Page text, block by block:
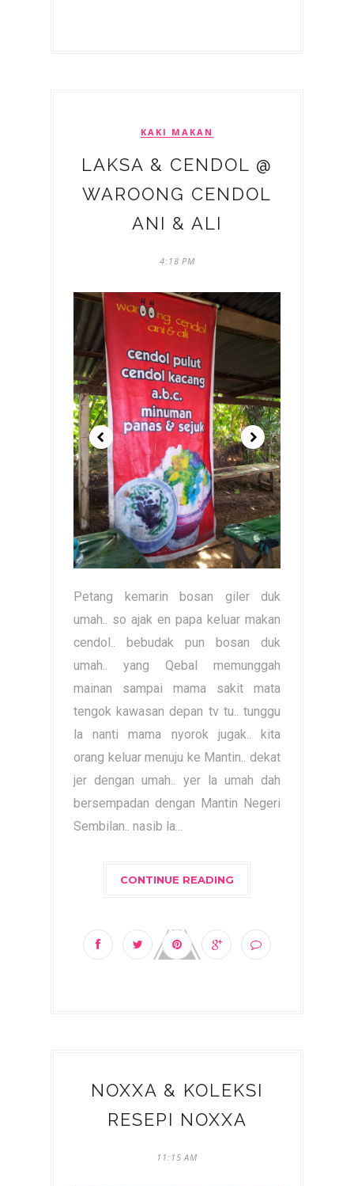
KAKI MAKAN
LAKSA & CENDOL @
WAROONG CENDOL
ANI & ALI
4:18 PM
Petang kemarin bosan giler duk
umah.. so ajak en papa keluar makan
cendol.. bebudak pun bosan duk
umah.. yang Qebal memunggah
mainan sampai mama sakit mata
tengok kawasan depan tv tu.. tunggu
la nanti mama nyorok jugak.. kita
orang keluar menuju ke Mantin.. dekat
jer dengan umah.. yer la umah dah
bersempadan dengan Mantin Negeri
Sembilan.. nasib la...
CONTINUE READING
NOXXA & KOLEKSI
RESEPI NOXXA
11:15 AM